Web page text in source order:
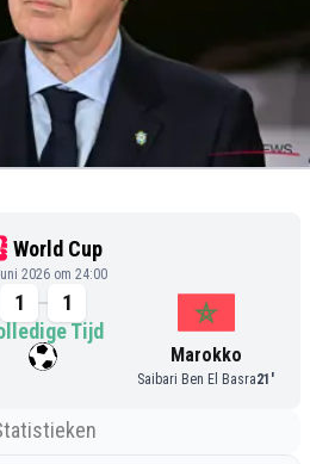
World Cup
2026 om 24:00
1
1
Tijd
Marokko
Saibari Ben El Basra21 '